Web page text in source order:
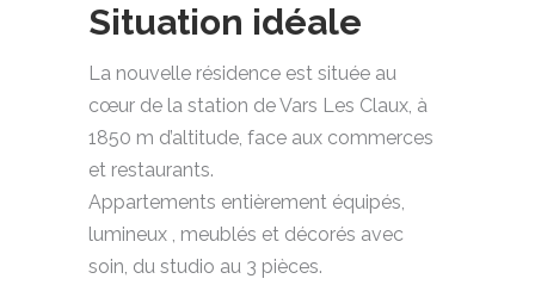
Situation idéale
La nouvelle résidence est située au
cœur de la station de Vars Les Claux, à
1850 m d’altitude, face aux commerces
et restaurants.
Appartements entièrement équipés,
lumineux , meublés et décorés avec
soin, du studio au 3 pièces.